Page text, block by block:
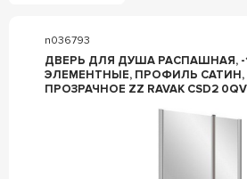
n036793
ДВЕРЬ ДЛЯ ДУША РАСПАШНАЯ, -
ЭЛЕМЕНТНЫЕ, ПРОФИЛЬ САТИН,
ПРОЗРАЧНОЕ ZZ RAVAK CSD2